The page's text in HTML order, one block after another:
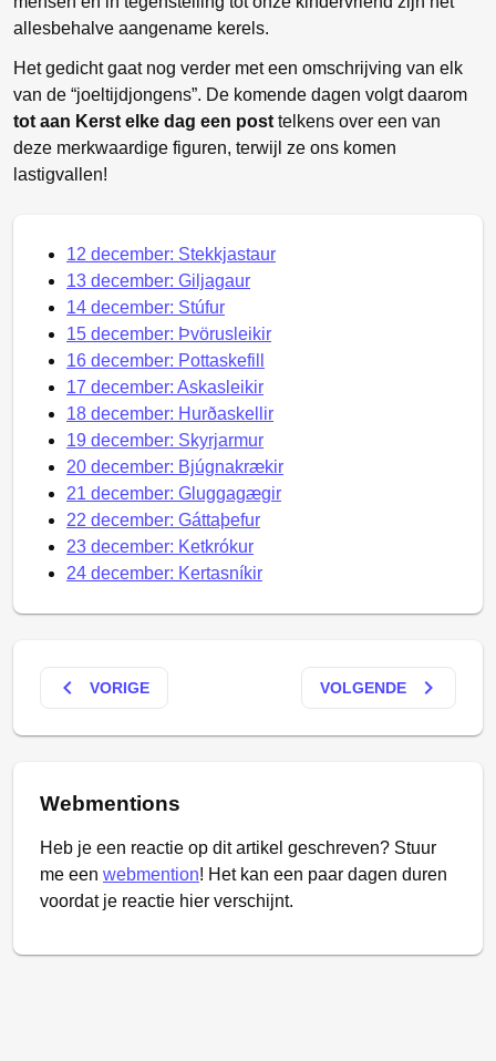
allesbehalve aangename kerels.
Het gedicht gaat nog verder met een omschrijving van elk
van de “joeltijdjongens”. De komende dagen volgt daarom
tot aan Kerst elke dag een post telkens over een van
deze merkwaardige figuren, terwijl ze ons komen
lastigvallen!
12 december: Stekkjastaur
13 december: Giljagaur
14 december: Stúfur
15 december: Þvörusleikir
16 december: Pottaskefill
17 december: Askasleikir
18 december: Hurðaskellir
19 december: Skyrjarmur
20 december: Bjúgnakrækir
21 december: Gluggagægir
22 december: Gáttaþefur
23 december: Ketkrókur
24 december: Kertasníkir
keyboard_arrow_left VORIGE VOLGENDE keyboard_arrow_right
Webmentions
Heb je een reactie op dit artikel geschreven? Stuur
me een webmention! Het kan een paar dagen duren
voordat je reactie hier verschijnt.